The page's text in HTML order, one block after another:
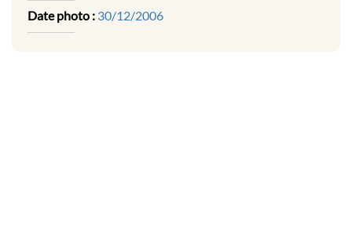
Date photo : 30/12/2006